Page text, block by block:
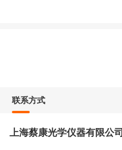
联系方式
上海蔡康光学仪器有限公司